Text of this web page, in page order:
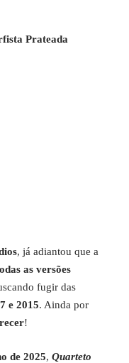
Prateada
, já adiantou que a
as versões
fugir das
e 2015. Ainda por
!
de 2025, Quarteto